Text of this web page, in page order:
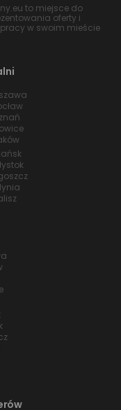
to miejsce do
oferty i
w swoim mieście